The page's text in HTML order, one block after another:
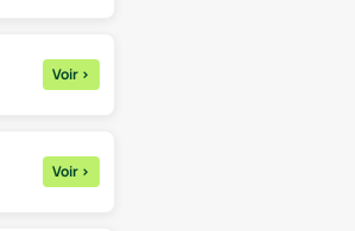
Voir >
Voir >